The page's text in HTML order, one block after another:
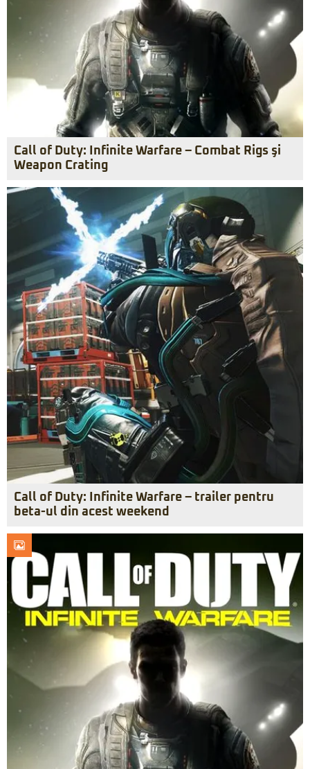
Call of Duty: Infinite Warfare – Combat Rigs şi
Weapon Crating
Call of Duty: Infinite Warfare – trailer pentru
beta-ul din acest weekend